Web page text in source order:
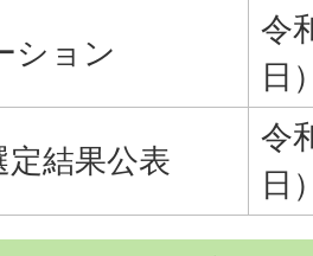
ション
令
日
結果公表
令
日